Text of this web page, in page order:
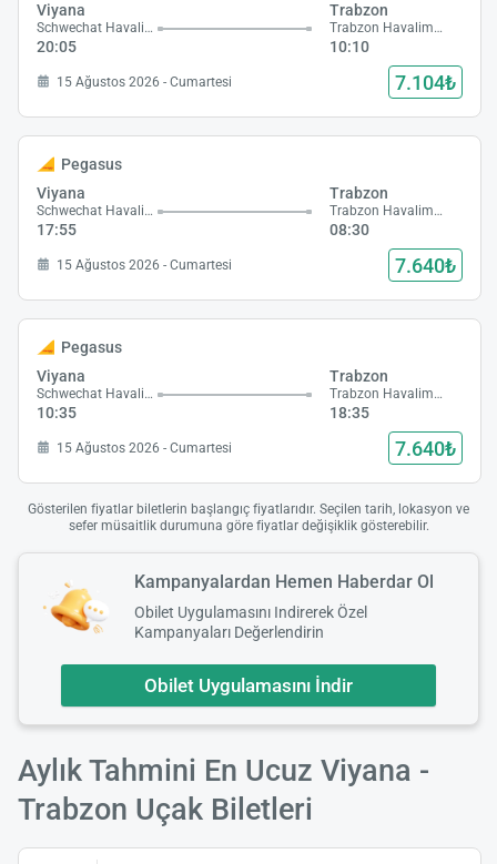
Viyana
Schwechat Havalimanı
20:05
Trabzon
Trabzon Havalimanı
10:10
15 Ağustos 2026 - Cumartesi 7.104₺
Pegasus
Viyana
Schwechat Havalimanı
17:55
Trabzon
Trabzon Havalimanı
08:30
15 Ağustos 2026 - Cumartesi 7.640₺
Pegasus
Viyana
Schwechat Havalimanı
10:35
Trabzon
Trabzon Havalimanı
18:35
15 Ağustos 2026 - Cumartesi 7.640₺
Gösterilen fiyatlar biletlerin başlangıç fiyatlarıdır. Seçilen tarih, lokasyon ve
sefer müsaitlik durumuna göre fiyatlar değişiklik gösterebilir.
Kampanyalardan Hemen Haberdar Ol
Obilet Uygulamasını Indirerek Özel
Kampanyaları Değerlendirin
Obilet Uygulamasını İndir
Aylık Tahmini En Ucuz Viyana -
Trabzon Uçak Biletleri